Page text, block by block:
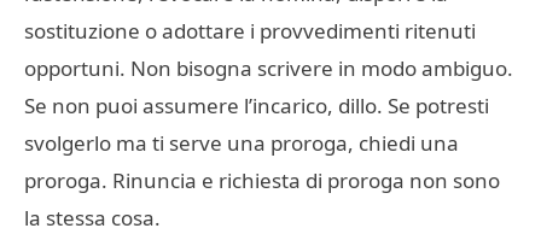
sostituzione o adottare i provvedimenti ritenuti
opportuni. Non bisogna scrivere in modo ambiguo.
Se non puoi assumere l’incarico, dillo. Se potresti
svolgerlo ma ti serve una proroga, chiedi una
proroga. Rinuncia e richiesta di proroga non sono
la stessa cosa.